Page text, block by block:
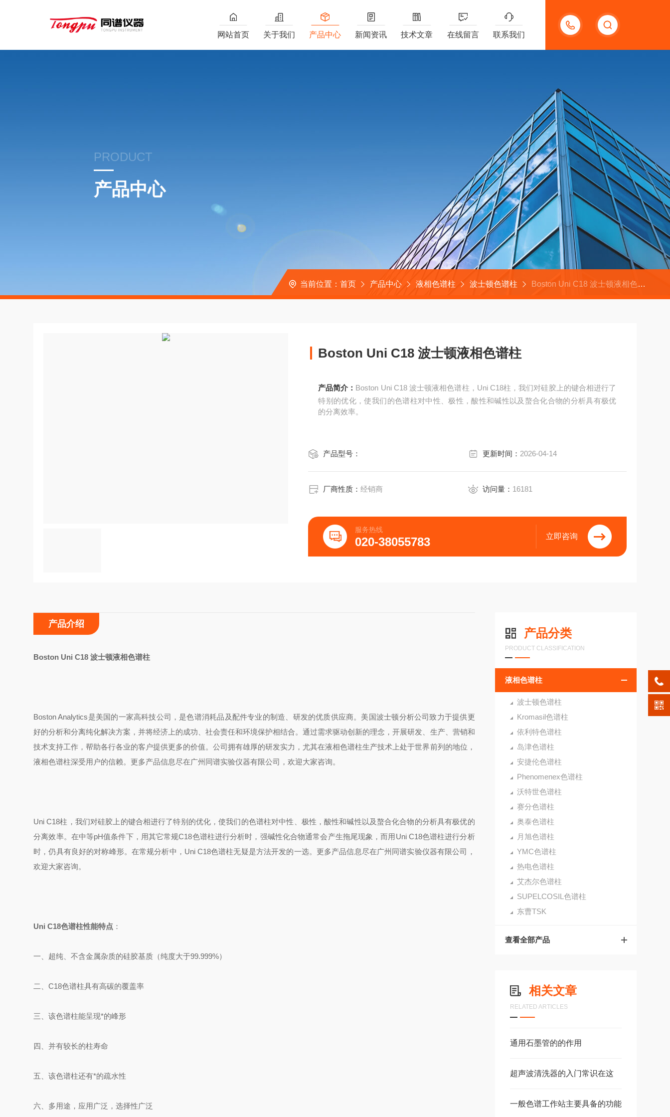
15920118006
网站首页 关于我们 产品中心 新闻资讯 技术文章 在线留言 联系我们
PRODUCT
产品中心
当前位置： 首页 产品中心 液相色谱柱 波士顿色谱柱 Boston Uni C18 波士顿液相色谱柱
Boston Uni C18 波士顿液相色谱柱
产品简介： Boston Uni C18 波士顿液相色谱柱，Uni C18柱，我们对硅胶上的键合相进行了
特别的优化，使我们的色谱柱对中性、极性，酸性和碱性以及螯合化合物的分析具有极优
的分离效率。
产品型号： 更新时间： 2026-04-14
厂商性质：经销商 访问量： 16181
服务热线
020-38055783 立即咨询
产品分类
PRODUCT CLASSIFICATION
液相色谱柱
波士顿色谱柱
Kromasil色谱柱
依利特色谱柱
岛津色谱柱
安捷伦色谱柱
Phenomenex色谱柱
沃特世色谱柱
赛分色谱柱
奥泰色谱柱
月旭色谱柱
YMC色谱柱
热电色谱柱
艾杰尔色谱柱
SUPELCOSIL色谱柱
东曹TSK
查看全部产品
相关文章
RELATED ARTICLES
通用石墨管的的作用
超声波清洗器的入门常识在这
一般色谱工作站主要具备的功能
产品介绍
Boston Uni C18波士顿液相色谱柱
Boston Analytics是美国的一家高科技公司，是色谱消耗品及配件专业的制造、研发的优质供应商。美国波士顿分析公司致力于提供更
好的分析和分离纯化解决方案，并将经济上的成功、社会责任和环境保护相结合。通过需求驱动创新的理念，开展研发、生产、营销和
技术支持工作，帮助各行各业的客户提供更多的价值。公司拥有雄厚的研发实力，尤其在液相色谱柱生产技术上处于世界前列的地位，
液相色谱柱深受用户的信赖。更多产品信息尽在广州同谱实验仪器有限公司，欢迎大家咨询。
Uni C18柱，我们对硅胶上的键合相进行了特别的优化，使我们的色谱柱对中性、极性，酸性和碱性以及螯合化合物的分析具有极优的
分离效率。在中等pH值条件下，用其它常规C18色谱柱进行分析时，强碱性化合物通常会产生拖尾现象，而用Uni C18色谱柱进行分析
时，仍具有良好的对称峰形。在常规分析中，Uni C18色谱柱无疑是方法开发的一选。更多产品信息尽在广州同谱实验仪器有限公司，
欢迎大家咨询。
Uni C18色谱柱性能特点 ：
一、超纯、不含金属杂质的硅胶基质（纯度大于99.999%）
二、C18色谱柱具有高碳的覆盖率
三、该色谱柱能呈现*的峰形
四、并有较长的柱寿命
五、该色谱柱还有*的疏水性
六、多用途，应用广泛，选择性广泛